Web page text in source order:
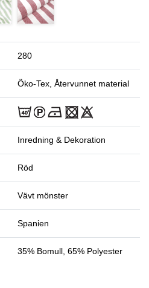
280
Öko-Tex, Återvunnet material
Inredning & Dekoration
Röd
Vävt mönster
Spanien
35% Bomull, 65% Polyester